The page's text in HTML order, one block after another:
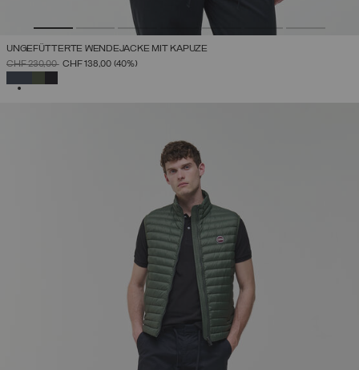
UNGEFÜTTERTE WENDEJACKE MIT KAPUZE
PREIS REDUZIERT VON
CHF 230,00AUF
CHF 138,00 (40%)